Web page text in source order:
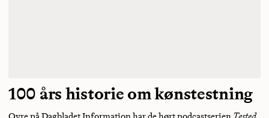
100 års historie om kønstestning